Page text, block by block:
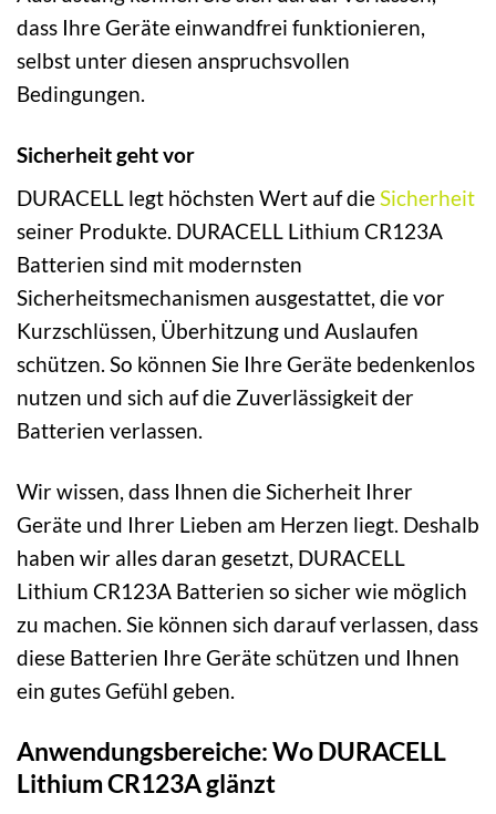
dass Ihre Geräte einwandfrei funktionieren,
selbst unter diesen anspruchsvollen
Bedingungen.
Sicherheit geht vor
DURACELL legt höchsten Wert auf dieSicherheit
seiner Produkte. DURACELL Lithium CR123A
Batterien sind mit modernsten
Sicherheitsmechanismen ausgestattet, die vor
Kurzschlüssen, Überhitzung und Auslaufen
schützen. So können Sie Ihre Geräte bedenkenlos
nutzen und sich auf die Zuverlässigkeit der
Batterien verlassen.
Wir wissen, dass Ihnen die Sicherheit Ihrer
Geräte und Ihrer Lieben am Herzen liegt. Deshalb
haben wir alles daran gesetzt, DURACELL
Lithium CR123A Batterien so sicher wie möglich
zu machen. Sie können sich darauf verlassen, dass
diese Batterien Ihre Geräte schützen und Ihnen
ein gutes Gefühl geben.
Anwendungsbereiche: Wo DURACELL
Lithium CR123A glänzt